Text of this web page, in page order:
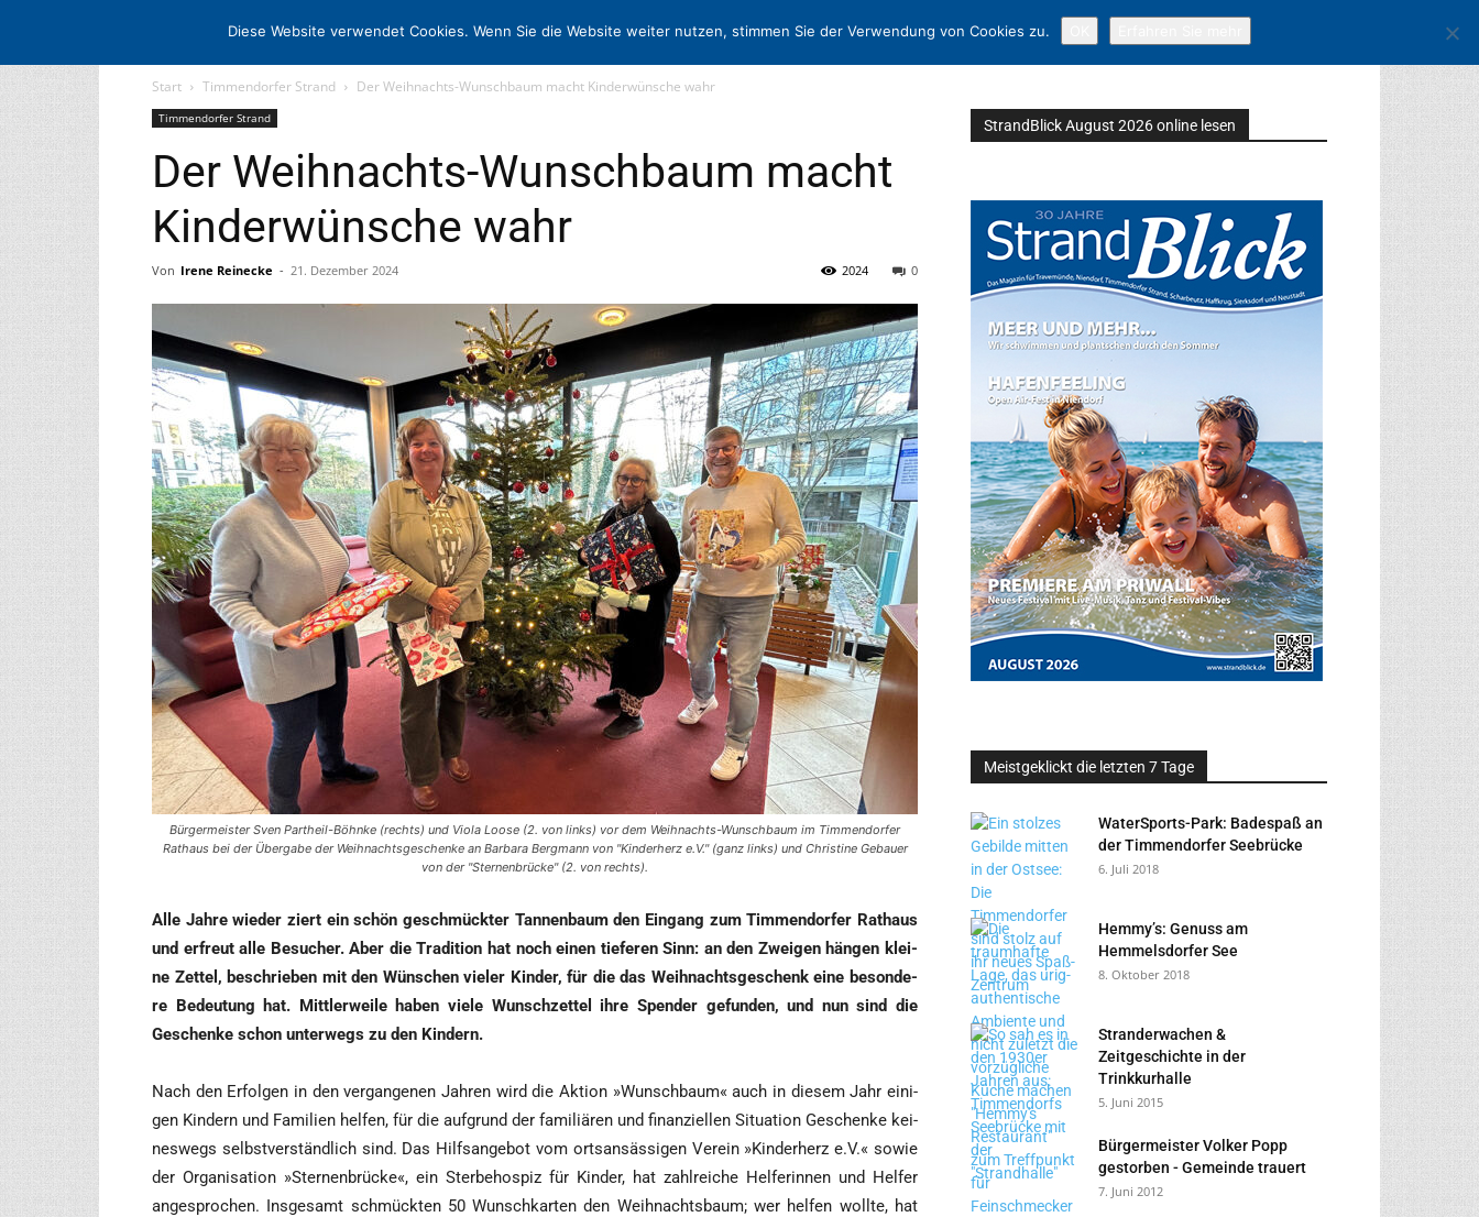
STARTSEITE ARCHIV MEDIADATEN KONTAKT
Start Timmendorfer Strand Der Weihnachts-Wunschbaum macht Kinderwünsche wahr
Timmendorfer Strand
Der Weihnachts-Wunschbaum macht
Kinderwünsche wahr
Von Irene Reinecke - 21. Dezember 2024 0
2024
Bürgermeister Sven Partheil-Böhnke (rechts) und Viola Loose (2. von links) vor dem Weihnachts-Wunschbaum im Timmendorfer
Rathaus bei der Übergabe der Weihnachtsgeschenke an Barbara Bergmann von "Kinderherz e.V." (ganz links) und Christine Gebauer
von der "Sternenbrücke" (2. von rechts).
Alle Jah­re wie­der ziert ein schön geschmück­ter Tan­nen­baum den Ein­gang zum Tim­men­dor­fer Rat­haus
und erfreut alle Besu­cher. Aber die Tra­di­ti­on hat noch einen tie­fe­ren Sinn: an den Zwei­gen hän­gen klei­
ne Zet­tel, beschrie­ben mit den Wün­schen vie­ler Kin­der, für die das Weih­nachts­ge­schenk eine beson­de­
re Bedeu­tung hat. Mitt­ler­wei­le haben vie­le Wunsch­zet­tel ihre Spen­der gefun­den, und nun sind die
Geschen­ke schon unter­wegs zu den Kindern.
Nach den Erfol­gen in den ver­gan­ge­nen Jah­ren wird die Akti­on »Wunsch­baum« auch in die­sem Jahr eini­
gen Kin­dern und Fami­li­en hel­fen, für die auf­grund der fami­liä­ren und finan­zi­el­len Situa­ti­on Geschen­ke kei­
nes­wegs selbst­ver­ständ­lich sind. Das Hilfs­an­ge­bot vom orts­an­säs­si­gen Ver­ein »Kin­der­herz e.V.« sowie
der Orga­ni­sa­ti­on »Ster­nen­brü­cke«, ein Ster­be­hos­piz für Kin­der, hat zahl­rei­che Hel­fe­rin­nen und Hel­fer
ange­spro­chen. Ins­ge­samt schmück­ten 50 Wunsch­kar­ten den Weih­nachts­baum; wer hel­fen woll­te, hat
StrandBlick August 2026 online lesen
Meistgeklickt die letzten 7 Tage
WaterSports-Park: Badespaß an
der Timmendorfer Seebrücke
6. Juli 2018
Hemmy’s: Genuss am
Hemmelsdorfer See
8. Oktober 2018
Stranderwachen &
Zeitgeschichte in der
Trinkkurhalle
5. Juni 2015
Bürgermeister Volker Popp
gestorben - Gemeinde trauert
7. Juni 2012
Diese Website verwendet Cookies. Wenn Sie die Website weiter nutzen, stimmen Sie der Verwendung von Cookies zu.